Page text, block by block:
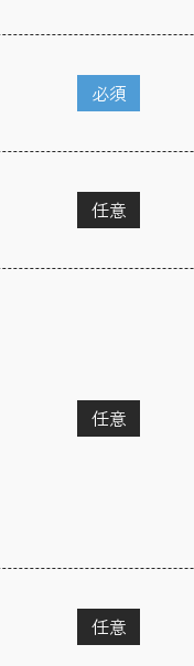
必須
任意
任意
任意